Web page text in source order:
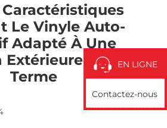
EN LIGNE
Contactez-nous
Le Vinyle Auto-
Adapté À Une
Extérieure À Long
Terme